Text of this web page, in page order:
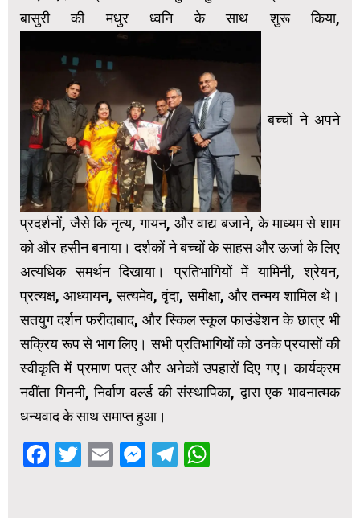
बासुरी की मधुर ध्वनि के साथ शुरू किया,
बच्चों ने अपने
प्रदर्शनों, जैसे कि नृत्य, गायन, और वाद्य बजाने, के माध्यम से शाम
को और हसीन बनाया। दर्शकों ने बच्चों के साहस और ऊर्जा के लिए
अत्यधिक समर्थन दिखाया। प्रतिभागियों में यामिनी, श्रेयन,
प्रत्यक्ष, आध्यायन, सत्यमेव, वृंदा, समीक्षा, और तन्मय शामिल थे।
सतयुग दर्शन फरीदाबाद, और स्किल स्कूल फाउंडेशन के छात्र भी
सक्रिय रूप से भाग लिए। सभी प्रतिभागियों को उनके प्रयासों की
स्वीकृति में प्रमाण पत्र और अनेकों उपहारों दिए गए। कार्यक्रम
नवींता गिननी, निर्वाण वर्ल्ड की संस्थापिका, द्वारा एक भावनात्मक
धन्यवाद के साथ समाप्त हुआ।
Facebook
Twitter
EmailMessenger
Telegram